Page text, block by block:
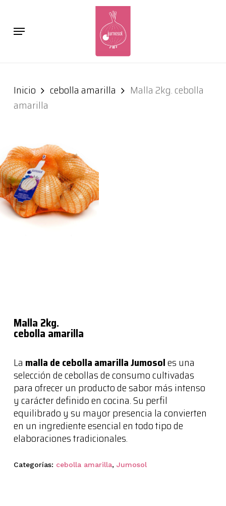
mainMenu
Inicio cebolla amarilla
Malla 2kg. cebolla
amarilla
Malla 2kg.
cebolla amarilla
La malla de cebolla amarilla Jumosoles una
selección de cebollas de consumo cultivadas
para ofrecer un producto de sabor más intenso
y carácter definido en cocina. Su perfil
equilibrado y su mayor presencia la convierten
en un ingrediente esencial en todo tipo de
elaboraciones tradicionales.
Categorías: cebolla amarilla, Jumosol